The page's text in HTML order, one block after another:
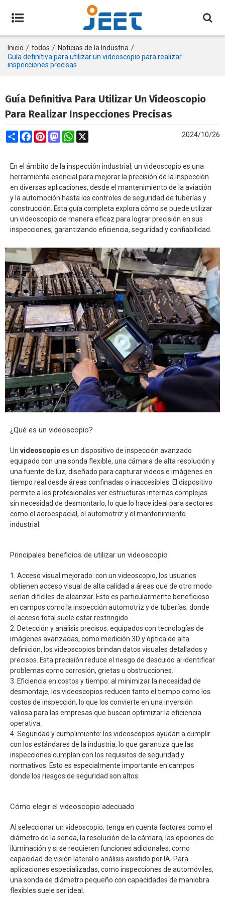
Inicio / todos / Noticias de la Industria /
Guía definitiva para utilizar un videoscopio para realizar
inspecciones precisas
Guía Definitiva Para Utilizar Un Videoscopio
Para Realizar Inspecciones Precisas
ShareFacebookPinterestMastodonWhatsApp 2024/10/26
En el ámbito de la inspección industrial, un videoscopio es una
herramienta esencial para mejorar la precisión de la inspección
en diversas aplicaciones, desde el mantenimiento de la aviación
y la automoción hasta los controles de seguridad de tuberías y
construcción. Esta guía completa explora cómo se puede utilizar
un videoscopio de manera eficaz para lograr precisión en sus
inspecciones, garantizando eficiencia, seguridad y confiabilidad.
¿Qué es un videoscopio?
Un videoscopioes un dispositivo de inspección avanzado
equipado con una sonda flexible, una cámara de alta resolución y
una fuente de luz, diseñado para capturar videos e imágenes en
tiempo real desde áreas confinadas o inaccesibles. El dispositivo
permite a los profesionales ver estructuras internas complejas
sin necesidad de desmontarlo, lo que lo hace ideal para sectores
como el aeroespacial, el automotriz y el mantenimiento
industrial.
Principales beneficios de utilizar un videoscopio
1. Acceso visual mejorado: con un videoscopio, los usuarios
obtienen acceso visual de alta calidad a áreas que de otro modo
serían difíciles de alcanzar. Esto es particularmente beneficioso
en campos como la inspección automotriz y de tuberías, donde
el acceso total suele estar restringido.
2. Detección y análisis precisos: equipados con tecnologías de
imágenes avanzadas, como medición 3D y óptica de alta
definición, los videoscopios brindan datos visuales detallados y
precisos. Esta precisión reduce el riesgo de descuido al identificar
problemas como corrosión, grietas u obstrucciones.
3. Eficiencia en costos y tiempo: al minimizar la necesidad de
desmontaje, los videoscopios reducen tanto el tiempo como los
costos de inspección, lo que los convierte en una inversión
valiosa para las empresas que buscan optimizar la eficiencia
operativa.
4. Seguridad y cumplimiento: los videoscopios ayudan a cumplir
con los estándares de la industria, lo que garantiza que las
inspecciones cumplan con los requisitos de seguridad y
normativos. Esto es especialmente importante en campos
donde los riesgos de seguridad son altos.
Cómo elegir el videoscopio adecuado
Al seleccionar un videoscopio, tenga en cuenta factores como el
diámetro de la sonda, la resolución de la cámara, las opciones de
iluminación y si se requieren funciones adicionales, como
capacidad de visión lateral o análisis asistido por IA. Para
aplicaciones especializadas, como inspecciones de automóviles,
una sonda de diámetro pequeño con capacidades de maniobra
flexibles suele ser ideal.